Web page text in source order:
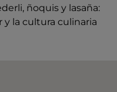
ñoquis y lasaña:
y la cultura culinaria